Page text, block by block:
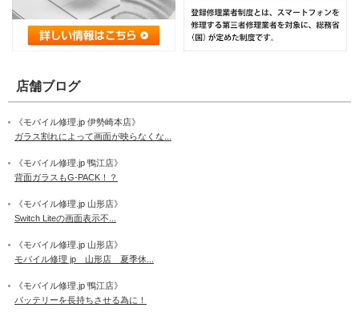
店舗ブログ
《モバイル修理.jp 伊勢崎本店》
ガラス割れによって画面が映らなくな...
《モバイル修理.jp 鴨江店》
背面ガラスもG-PACK！？
《モバイル修理.jp 山形店》
Switch Liteの画面表示不...
《モバイル修理.jp 山形店》
モバイル修理 jp 山形店 夏季休...
《モバイル修理.jp 鴨江店》
バッテリーを長持ちさせる為に！